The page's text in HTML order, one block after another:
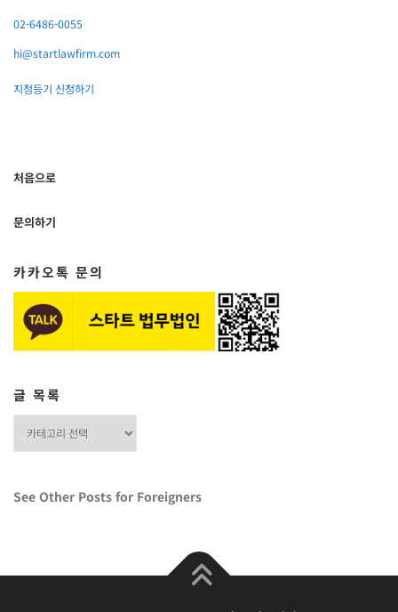
02-6486-0055
hi@startlawfirm.com
지점등기 신청하기
처음으로
문의하기
카카오톡 문의
글 목록
See Other Posts for Foreigners